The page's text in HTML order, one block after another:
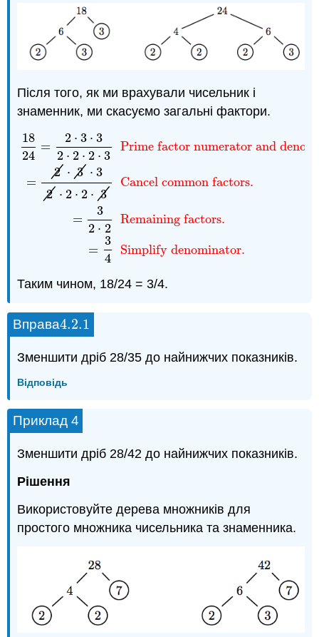
Після того, як ми врахували чисельник і
знаменник, ми скасуємо загальні фактори.
18
24
=
2 ⋅ 3 ⋅ 3
2 ⋅ 2 ⋅ 2 ⋅ 3
=
2 ⋅ 3 ⋅ 3
2 ⋅ 2 ⋅ 2 ⋅ 3
=
3
2 ⋅ 2
=
3
4
Prime factor numerator and
Cancel common factors.
Remaining factors.
Simplify denominator.
1824 3 ⋅32⋅ 2⋅ 3 Prime factor numerator and
Таким чином, 18/24 = 3/4.
Вправа4.2.1
4.2.1
Зменшити дріб 28/35 до найнижчих показників.
Відповідь
Приклад 4
Зменшити дріб 28/42 до найнижчих показників.
Рішення
Використовуйте дерева множників для
простого множника чисельника та знаменника.